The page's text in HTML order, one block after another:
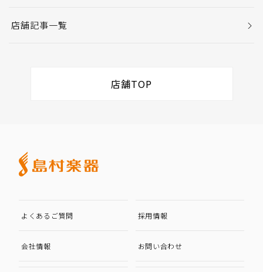
店舗記事一覧
店舗TOP
よくあるご質問 採用情報
会社情報 お問い合わせ